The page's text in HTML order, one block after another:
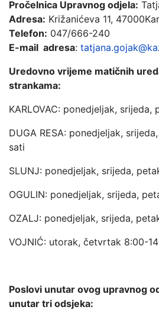
Pročelnica Upravnog odjela:
Adresa: Križanićeva 11,
Telefon: 047/666-240
E-mail adresa:
Uredovno vrijeme matičnih
strankama:
KARLOVAC: ponedjeljak,
DUGA RESA: ponedjeljak,
sati
SLUNJ: ponedjeljak, srijeda,
OGULIN: ponedjeljak, srijeda,
OZALJ: ponedjeljak, srijeda,
VOJNIĆ: utorak, četvrtak 8:00-
Poslovi unutar ovog upravnog
unutar tri odsjeka: